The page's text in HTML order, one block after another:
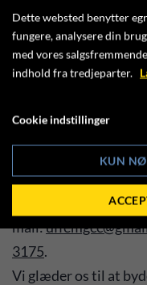
Når nu kommer til
– Historisk
Kontingentbeløbet
0000261092. Du vil
medlemskabet.
Har du spørgsmål,
kontakte HMS
mail:
3175.
Vi glæder os til at
Dette websted benytter
fungere, analysere din
med vores
indhold fra tredjeparter.
Cookie indstillinger
KUN